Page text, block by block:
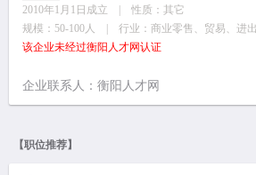
2010年1月1日成立 | 性质：其它
规模：50-100人 | 行业：商业零售、贸易、进
该企业未经过衡阳人才网认证
企业联系人：衡阳人才网
【职位推荐】